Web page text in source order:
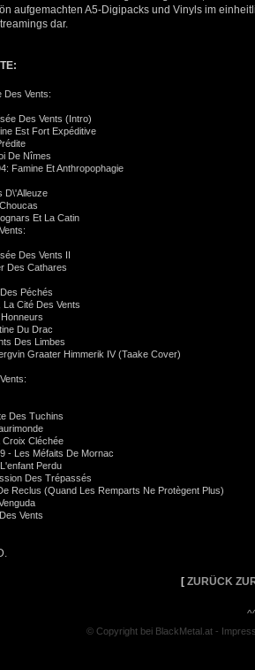
aufgemachten A5-Digipacks und Vinyls im
dar.
Des Vents:
Des Vents (Intro)
Est Fort Expéditive
De Nîmes
Famine Et Anthropophagie
D\'Alleuze
Et La Catin
Des Vents II
Des Cathares
Péchés
La Cité Des Vents
Du Drac
Des Limbes
Graater Himmerik IV (Taake Cover)
Des Tuchins
Croix Cléchée
- Les Méfaits De Mornac
Perdu
Des Trépassés
Reclus (Quand Les Remparts Ne Protègent Plus)
Vents
[ ZURÜCK
© Copyright bei BlackMetal.at -